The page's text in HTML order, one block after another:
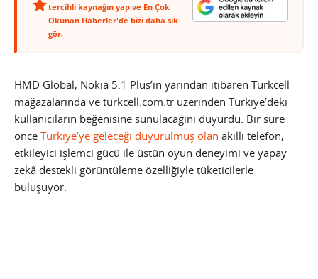
tercihli kaynağın yap ve En Çok
Okunan Haberler'de bizi daha sık
gör.
HMD Global, Nokia 5.1 Plus’ın yarından itibaren Turkcell
mağazalarında ve turkcell.com.tr üzerinden Türkiye’deki
kullanıcıların beğenisine sunulacağını duyurdu. Bir süre
önce Türkiye’ye geleceği duyurulmuş olan akıllı telefon,
etkileyici işlemci gücü ile üstün oyun deneyimi ve yapay
zekâ destekli görüntüleme özelliğiyle tüketicilerle
buluşuyor.